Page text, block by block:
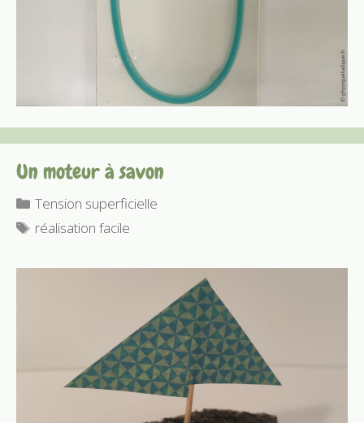
Un moteur à savon
Catégories
Tension superficielle
Étiquettes
réalisation facile